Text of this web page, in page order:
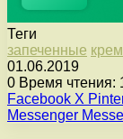
Теги
запеченные
01.06.2019
0 Время чтения:
Facebook X
Messenger